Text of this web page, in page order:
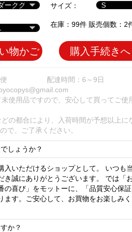
サイズ：
在庫：99件 販売個数：2
物かご 購入手続きへ
配達時間：6～9日
使用品ですので、安心して買ってご使
の都合により、入荷時間が予想以上に
で、ご了承ください。
しょうか？
入いただけるショップとして。 いつも
き誠にありがとうございます。 では「
の喜び」をモットーに、「品質安心保
ます。ご安心して、お買物をお楽しみく
か？